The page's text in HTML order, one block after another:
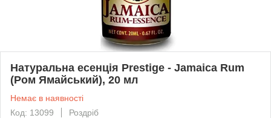
Натуральна есенція Prestige - Jamaica Rum
(Ром Ямайський), 20 мл
Немає в наявності
Код: 13099
Роздріб